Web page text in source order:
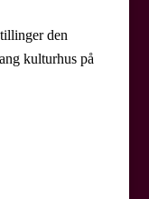
den
kulturhus på